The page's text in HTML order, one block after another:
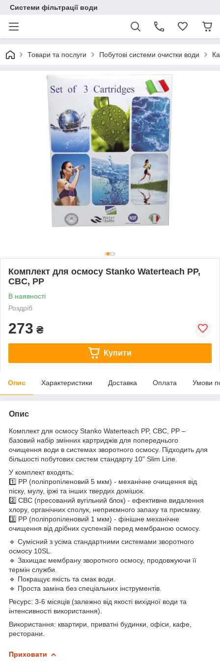
Системи фільтрації води
Товари та послуги Побутові системи очистки води
Комплект для осмосу Stanko Waterteach PP,
CBC, PP
В наявності
Роздріб
273 ₴
Купити
Опис Характеристики Доставка Оплата Умови
Опис
Комплект для осмосу Stanko Waterteach PP, CBC, PP –
базовий набір змінних картриджів для попереднього
очищення води в системах зворотного осмосу. Підходить для
більшості побутових систем стандарту 10" Slim Line.
У комплект входять:
1️⃣ PP (поліпропіленовий 5 мкм) - механічне очищення від
піску, мулу, іржі та інших твердих домішок.
2️⃣ CBC (пресований вугільний блок) - ефективне видалення
хлору, органічних сполук, неприємного запаху та присмаку.
3️⃣ PP (поліпропіленовий 1 мкм) - фінішне механічне
очищення від дрібних суспензій перед мембраною осмосу.
🔹 Сумісний з усіма стандартними системами зворотного
осмосу 10SL.
🔹 Захищає мембрану зворотного осмосу, продовжуючи її
термін служби.
🔹 Покращує якість та смак води.
🔹 Проста заміна без спеціальних інструментів.
Ресурс: 3-6 місяців (залежно від якості вихідної води та
інтенсивності використання).
Використання: квартири, приватні будинки, офіси, кафе,
ресторани.
Приховати